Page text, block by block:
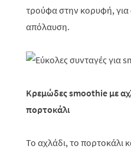
τρούφα στην κορυφή,
απόλαυση.
Κρεμώδες smoothie με
πορτοκάλι
Το αχλάδι, το πορτοκάλι